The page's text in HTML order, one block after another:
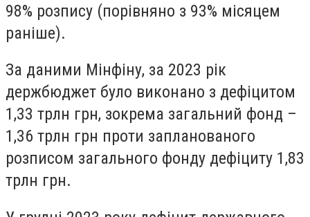
98% розпису (порівняно з 93% місяцем
раніше).
За даними Мінфіну, за 2023 рік
держбюджет було виконано з дефіцитом
1,33 трлн грн, зокрема загальний фонд –
1,36 трлн грн проти запланованого
розписом загального фонду дефіциту 1,83
трлн грн.